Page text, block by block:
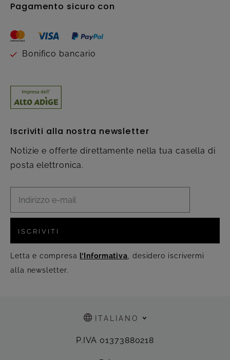
Pagamento sicuro con
Bonifico bancario
Iscriviti alla nostra newsletter
Notizie e offerte direttamente nella tua casella di
posta elettronica.
ISCRIVITI
Letta e compresa l’Informativa , desidero iscrivermi
alla newsletter.
ITALIANO
P.IVA 01373880218